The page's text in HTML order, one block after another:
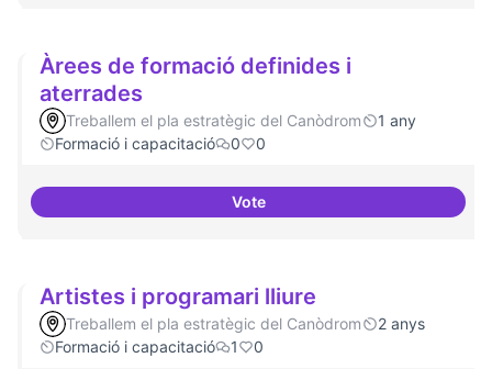
Àrees de formació definides i
aterrades
Treballem el pla estratègic del Canòdrom
1 any
Formació i capacitació
0 0
VoteÀrees de formació definides i
Artistes i programari lliure
Treballem el pla estratègic del Canòdrom
2 anys
Formació i capacitació
1 0